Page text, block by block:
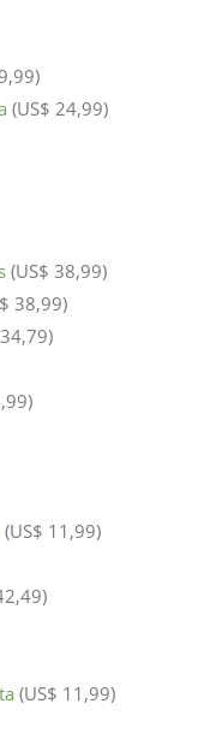
(US$ 24,99)
(US$ 38,99)
38,99)
(US$ 11,99)
(US$ 11,99)